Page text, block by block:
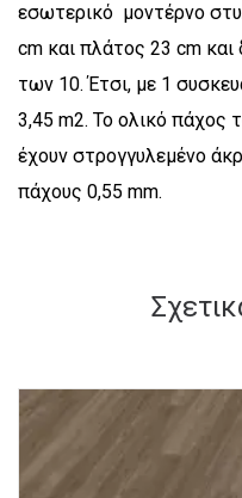
εσωτερικό μοντέρνο
cm και πλάτος 23 cm και
των 10. Έτσι, με 1
3,45 m2. Το ολικό πάχος
έχουν στρογγυλεμένο
πάχους 0,55 mm.